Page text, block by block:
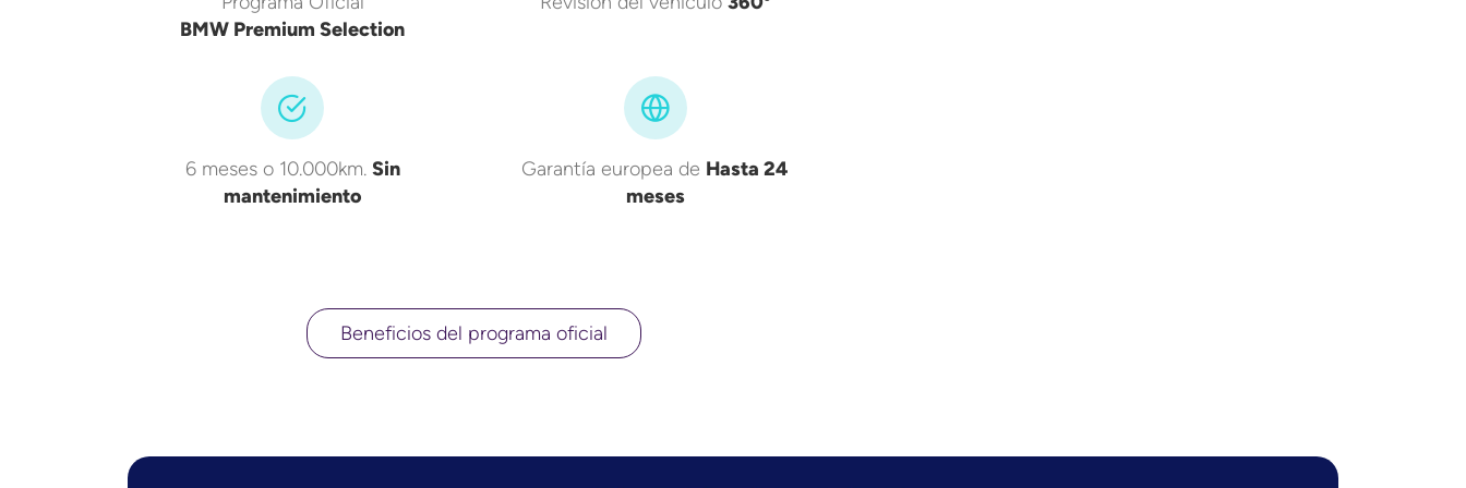
BMW Premium Selection
6 meses o 10.000km. Sin
mantenimiento
Garantía europea de Hasta 24
meses
Beneficios del programa oficial